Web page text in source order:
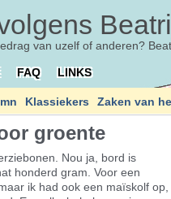
van uzelf of anderen?
FAQ LINKS
Klassiekers Zaken van
groente
Nou ja, bord is
honderd gram. Voor een
ik had ook een maïskolf op,